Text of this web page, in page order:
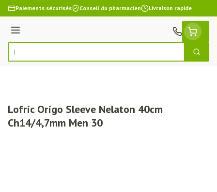
Aller au contenu
Paiements sécurisés Conseil du pharmacien Livraison rapide
Menu
Rechercher
Lofric Origo Sleeve Nelaton 40cm
Ch14/4,7mm Men 30